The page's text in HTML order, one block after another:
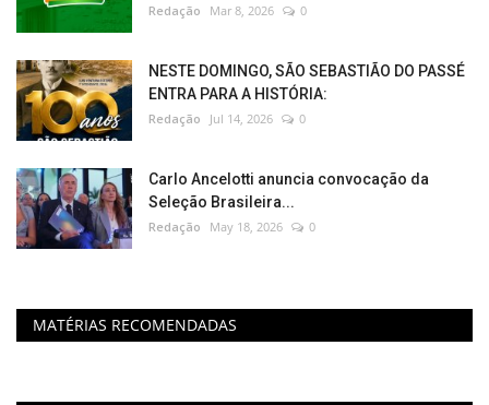
Redação Mar 8, 2026 0
NESTE DOMINGO, SÃO SEBASTIÃO DO PASSÉ
ENTRA PARA A HISTÓRIA:
Redação Jul 14, 2026 0
Carlo Ancelotti anuncia convocação da
Seleção Brasileira...
Redação May 18, 2026 0
MATÉRIAS RECOMENDADAS